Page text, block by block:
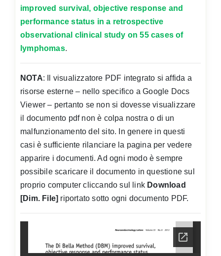
improved survival, objective response and
performance status in a retrospective
observational clinical study on 55 cases of
lymphomas.
NOTA: Il visualizzatore PDF integrato si affida a
risorse esterne – nello specifico a Google Docs
Viewer – pertanto se non si dovesse visualizzare
il documento pdf non è colpa nostra o di un
malfunzionamento del sito. In genere in questi
casi è sufficiente rilanciare la pagina per vedere
apparire i documenti. Ad ogni modo è sempre
possibile scaricare il documento in questione sul
proprio computer cliccando sul link Download
[Dim. File] riportato sotto ogni documento PDF.